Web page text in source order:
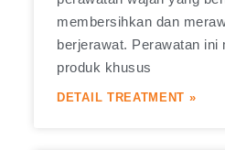
membersihkan dan
berjerawat. Perawatan ini
produk khusus
DETAIL TREATMENT »